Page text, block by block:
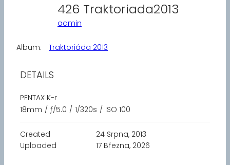
426 Traktoriada2013
admin
Album: Traktoriáda 2013
DETAILS
PENTAX K-r
18mm / ƒ/5.0 / 1/320s / ISO 100
Created
24 Srpna, 2013
Uploaded
17 Března, 2026